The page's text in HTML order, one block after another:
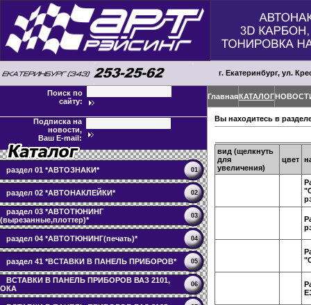
г. Екатеринбург, ул.
Поиск по
сайту:
Подписка на
новости,
Ваш E-mail:
раздел 01 *АВТОЗНАКИ* 01
раздел 02 *АВТОНАКЛЕЙКИ* 02
раздел 03 *АВТОТЮНИНГ
(вырезанные,плоттер)*
03
раздел 04 *АВТОТЮНИНГ(печать)* 04
раздел 41 *ВСТАВКИ В ПАНЕЛЬ ПРИБОРОВ* 05
ВСТАВКИ В ПАНЕЛЬ ПРИБОРОВ ВАЗ 2101,
ОКА
06
ГлавнаяКАТАЛОГ
Вы находитесь в
вид (щелкнуть
для
увеличения)
цвет